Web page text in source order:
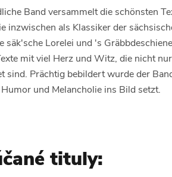
Band versammelt die schönsten
inzwischen als Klassiker der
säk'sche Lorelei und 's
mit viel Herz und Witz, die nicht
sind. Prächtig bebildert wurde der
und Melancholie ins Bild setzt.
tituly: